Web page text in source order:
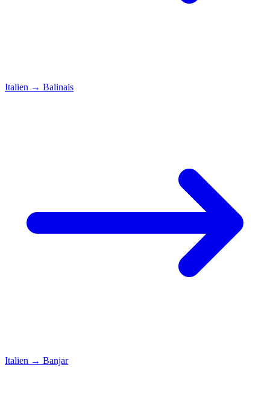
Italien → Balinais
Italien → Banjar